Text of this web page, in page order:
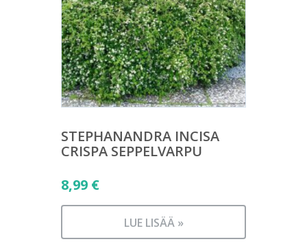
STEPHANANDRA INCISA
CRISPA SEPPELVARPU
8,99 €
LUE LISÄÄ »